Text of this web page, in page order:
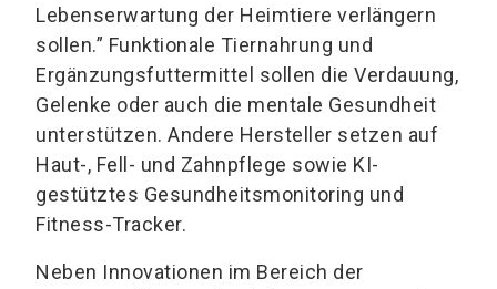
Lebenserwartung der Heimtiere verlängern
sollen.” Funktionale Tiernahrung und
Ergänzungsfuttermittel sollen die Verdauung,
Gelenke oder auch die mentale Gesundheit
unterstützen. Andere Hersteller setzen auf
Haut-, Fell- und Zahnpflege sowie KI-
gestütztes Gesundheitsmonitoring und
Fitness-Tracker.
Neben Innovationen im Bereich der